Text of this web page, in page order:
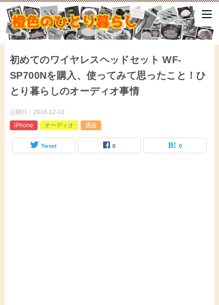
ひとり暮らしをしながら、気づいたことや、ふと思ったこと、試して
となどをアップしていきます。
初めてのワイヤレスヘッドセット WF-
SP700Nを購入、使ってみて思ったこと！ひ
とり暮らしのオーディオ事情
公開日： 2018-12-10
iPhone
オーディオ 通販
Tweet 0 0